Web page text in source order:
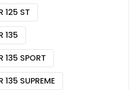
125 ST
135
135 SPORT
SUPREME